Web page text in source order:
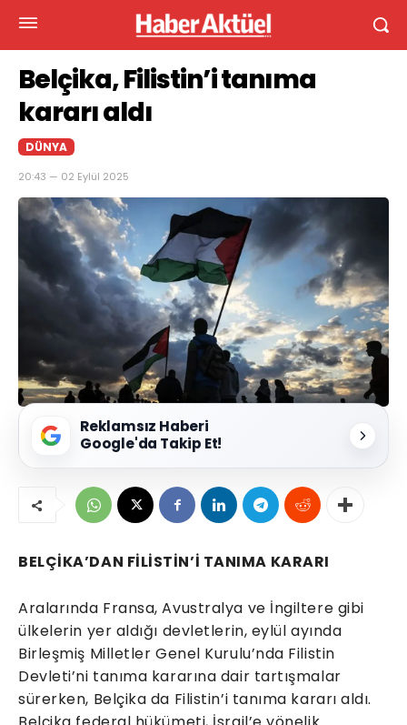
Belçika, Filistin’i tanıma
kararı aldı
DÜNYA
20:43 — 02 Eylül 2025
Reklamsız Haberi
Google'da Takip Et!
BELÇİKA’DAN FİLİSTİN’İ TANIMA KARARI
Aralarında Fransa, Avustralya ve İngiltere gibi
ülkelerin yer aldığı devletlerin, eylül ayında
Birleşmiş Milletler Genel Kurulu’nda Filistin
Devleti’ni tanıma kararına dair tartışmalar
sürerken, Belçika da Filistin’i tanıma kararı aldı.